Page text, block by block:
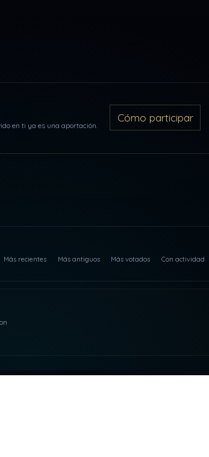
en ti ya es una aportación.
Cómo participar
Más recientes Más antiguos Más votados Con actividad